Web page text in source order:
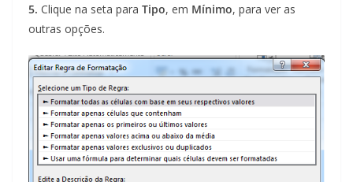
5. Clique na seta para Tipo, em Mínimo, para ver as
outras opções.